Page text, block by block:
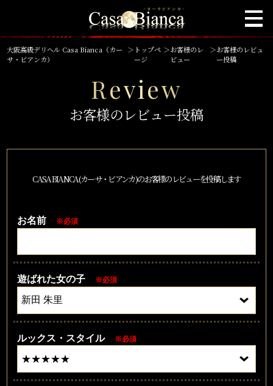
大阪高級デリヘル Casa Bianca（カー
サ・ビアンカ）
＞ トップペ
ージ
＞お客様のレ
ビュー
＞お客様のレビュ
ー投稿
Review
お客様のレビュー投稿
CASA BIANCA(カーサ・ビアンカ)のお客様のレビューを投稿します
お名前 ※必須
遊ばれた女の子 ※必須
ルックス・スタイル ※必須